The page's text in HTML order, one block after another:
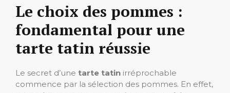
Le choix des pommes :
fondamental pour une
tarte tatin réussie
Le secret d’une tarte tatin irréprochable
commence par la sélection des pommes. En effet,